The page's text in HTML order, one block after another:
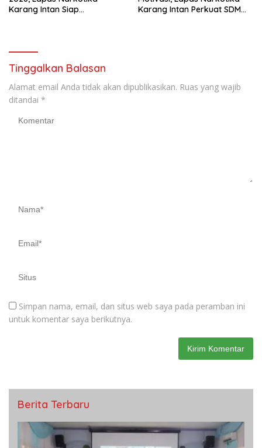
Karang Intan Siap
Karang Intan Perkuat SDM
Tinggalkan Balasan
Alamat email Anda tidak akan dipublikasikan. Ruas yang wajib
ditandai *
Simpan nama, email, dan situs web saya pada peramban ini
untuk komentar saya berikutnya.
Berita Terbaru